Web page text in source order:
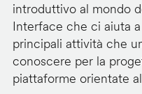
introduttivo al mondo
Interface che ci aiuta
principali attività che
conoscere per la
piattaforme orientate